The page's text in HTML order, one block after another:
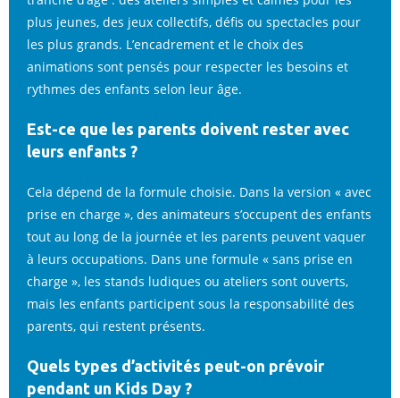
plus jeunes, des jeux collectifs, défis ou spectacles pour
les plus grands. L’encadrement et le choix des
animations sont pensés pour respecter les besoins et
rythmes des enfants selon leur âge.
Est-ce que les parents doivent rester avec
leurs enfants ?
Cela dépend de la formule choisie. Dans la version « avec
prise en charge », des animateurs s’occupent des enfants
tout au long de la journée et les parents peuvent vaquer
à leurs occupations. Dans une formule « sans prise en
charge », les stands ludiques ou ateliers sont ouverts,
mais les enfants participent sous la responsabilité des
parents, qui restent présents.
Quels types d’activités peut-on prévoir
pendant un Kids Day ?